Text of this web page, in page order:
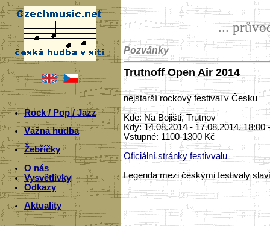
Rock / Pop / Jazz
Vážná hudba
Žebříčky
O nás
Vysvětlivky
Odkazy
Aktuality
...
Pozvánky
Trutnoff Open Air 2014
nejstarší rockový festival v Česku
Kde: Na Bojišti, Trutnov
Kdy: 14.08.2014 - 17.08.2014, 18:00
Vstupné: 1100-1300 Kč
Oficiální stránky festivvalu
Legenda mezi českými festivaly